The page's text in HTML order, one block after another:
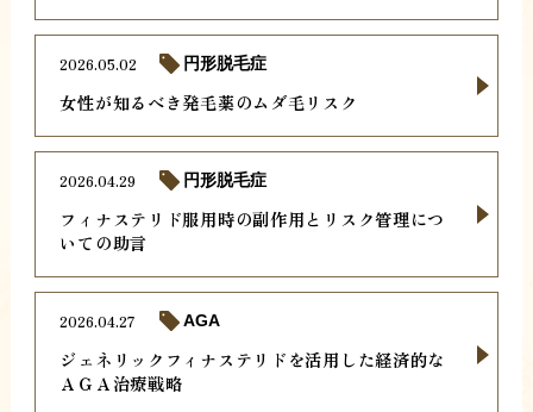
女性が知るべき発毛薬のムダ毛リスク
2026.05.02 円形脱毛症
フィナステリド服用時の副作用とリスク管理につ
いての助言
2026.04.29 円形脱毛症
ジェネリックフィナステリドを活用した経済的な
ＡＧＡ治療戦略
2026.04.27 AGA